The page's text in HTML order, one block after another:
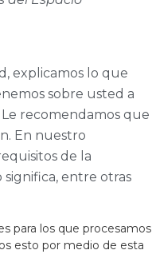
explicamos lo que
sobre usted a
Le recomendamos que
En nuestro
de la
significa, entre otras
para los que procesamos
esto por medio de esta